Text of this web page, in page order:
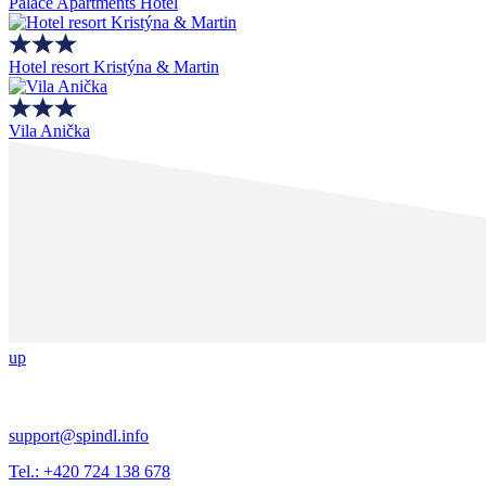
Hotel resort Kristýna & Martin
Vila Anička
up
support@spindl.info
Tel.: +420 724 138 678